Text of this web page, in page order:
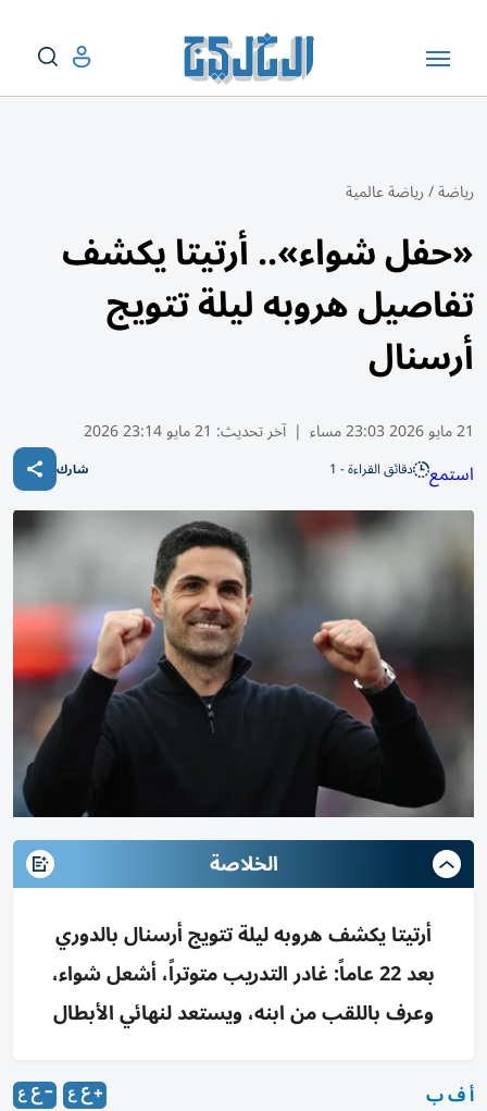
رياضة/رياضة عالمية
«حفل شواء».. أرتيتا يكشف
تفاصيل هروبه ليلة تتويج
أرسنال
21 مايو 2026 23:03 مساء | آخر تحديث: 21 مايو 23:14 2026
استمع دقائق القراءة - 1 شارك
الخلاصة
أرتيتا يكشف هروبه ليلة تتويج أرسنال بالدوري
بعد 22 عاماً: غادر التدريب متوتراً، أشعل شواء،
وعرف باللقب من ابنه، ويستعد لنهائي الأبطال
أ ف ب